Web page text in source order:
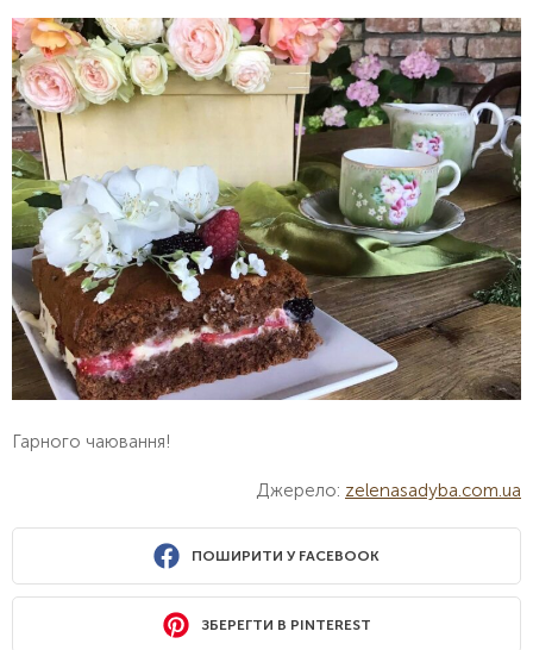
Гарного чаювання!
Джерело: zelenasadyba.com.ua
ПОШИРИТИ У FACEBOOK
ЗБЕРЕГТИ В PINTEREST